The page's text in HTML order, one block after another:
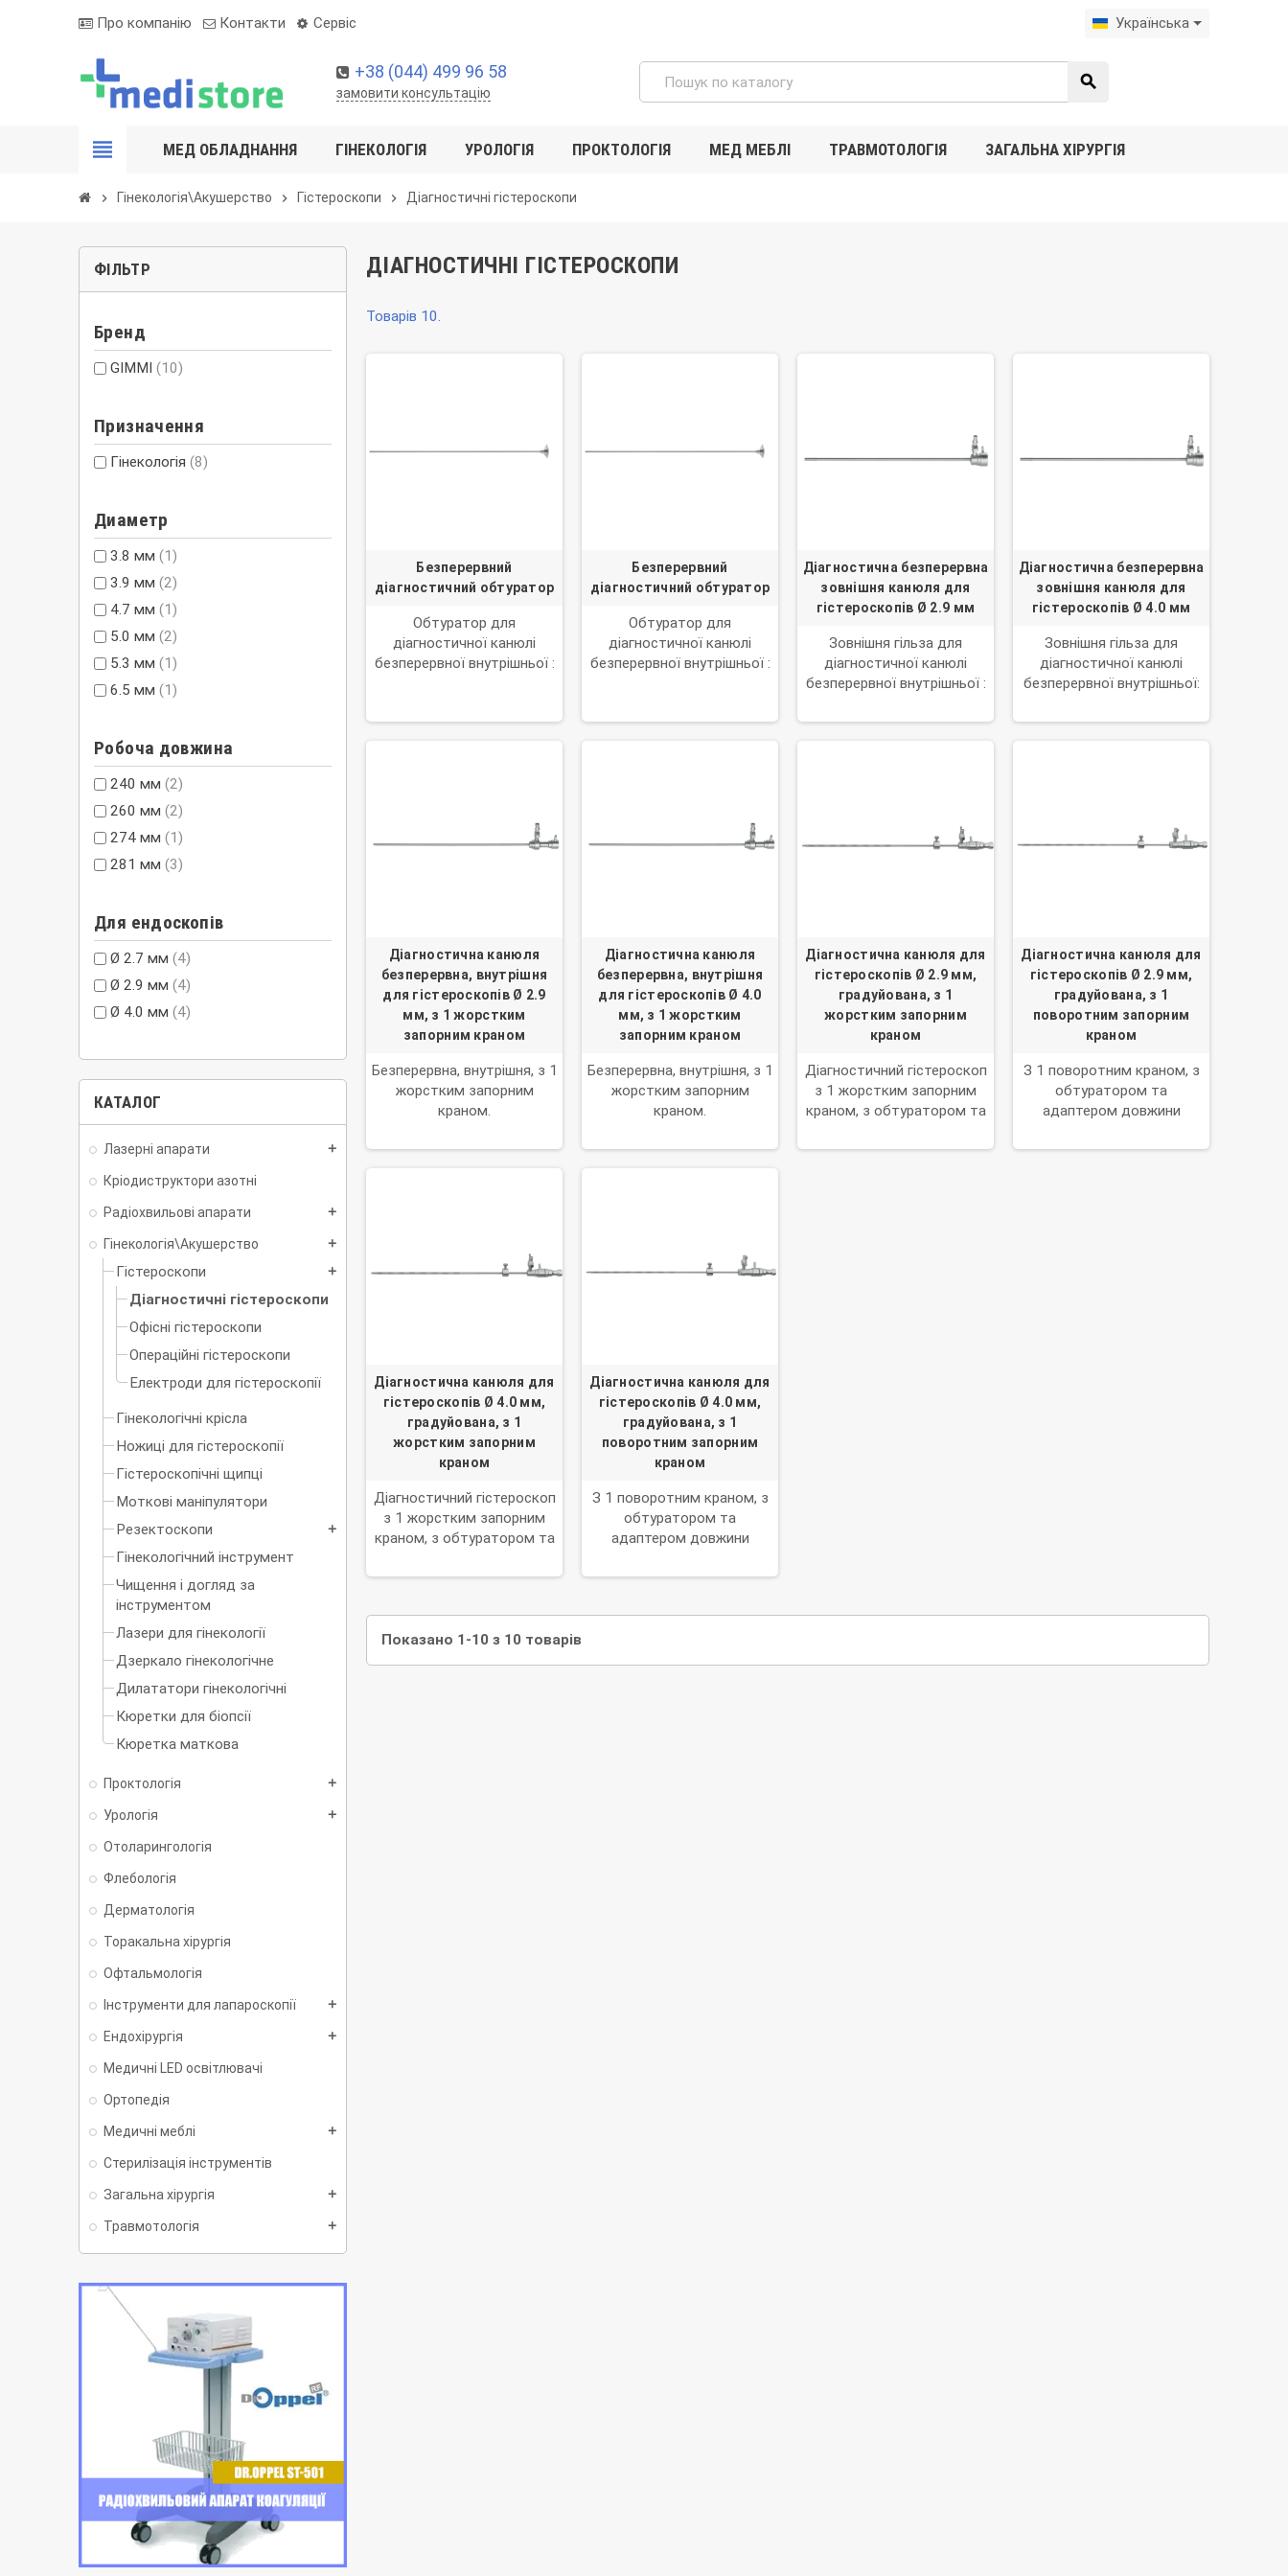
Про компанію Контакти Сервіс Українська
+38 (044) 499 96 58
замовити консультацію
search
view_headline МЕД ОБЛАДНАННЯ ГІНЕКОЛОГІЯ УРОЛОГІЯ ПРОКТОЛОГІЯ МЕД МЕБЛІ ТРАВМОТОЛОГІЯ ЗАГАЛЬНА ХІРУРГІЯ
chevron_right Гінекологія\Акушерство chevron_right Гістероскопи chevron_right Діагностичні гістероскопи
ФІЛЬТР
Бренд
GIMMI (10)
Призначення
Гінекологія (8)
Диаметр
3.8 мм (1)
3.9 мм (2)
4.7 мм (1)
5.0 мм (2)
5.3 мм (1)
6.5 мм (1)
Робоча довжина
240 мм (2)
260 мм (2)
274 мм (1)
281 мм (3)
Для ендоскопів
Ø 2.7 мм (4)
Ø 2.9 мм (4)
Ø 4.0 мм (4)
КАТАЛОГ
Лазерні апарати add
Кріодиструктори азотні
Радіохвильові апарати add
Гінекологія\Акушерство add
Гістероскопи add
Діагностичні гістероскопи
Офісні гістероскопи
Операційні гістероскопи
Електроди для гістероскопії
Гінекологічні крісла
Ножиці для гістероскопії
Гістероскопічні щипці
Моткові маніпулятори
Резектоскопи
add
Гінекологічний інструмент
Чищення і догляд за
інструментом
Лазери для гінекології
Дзеркало гінекологічне
Дилататори гінекологічні
Кюретки для біопсії
Кюретка маткова
Проктологія add
Урологія add
Отоларингологія
Флебологія
Дерматологія
Торакальна хірургія
Офтальмологія
Інструменти для лапароскопії add
Ендохірургія add
Медичні LED освітлювачі
Ортопедія
Медичні меблі add
Стерилізація інструментів
Загальна хірургія add
Травмотологія add
ДІАГНОСТИЧНІ ГІСТЕРОСКОПИ
Товарів 10.
Безперервний
діагностичний обтуратор
Обтуратор для
діагностичної канюлі
безперервної внутрішньої :
Безперервний
діагностичний обтуратор
Обтуратор для
діагностичної канюлі
безперервної внутрішньої :
Діагностична безперервна
зовнішня канюля для
гістероскопів Ø 2.9 мм
Зовнішня гільза для
діагностичної канюлі
безперервної внутрішньої :
Діагностична безперервна
зовнішня канюля для
гістероскопів Ø 4.0 мм
Зовнішня гільза для
діагностичної канюлі
безперервної внутрішньої:
Діагностична канюля
безперервна, внутрішня
для гістероскопів Ø 2.9
мм, з 1 жорстким
запорним краном
Безперервна, внутрішня, з 1
жорстким запорним
краном.
Діагностична канюля
безперервна, внутрішня
для гістероскопів Ø 4.0
мм, з 1 жорстким
запорним краном
Безперервна, внутрішня, з 1
жорстким запорним
краном.
Діагностична канюля для
гістероскопів Ø 2.9 мм,
градуйована, з 1
жорстким запорним
краном
Діагностичний гістероскоп
з 1 жорстким запорним
краном, з обтуратором та
Діагностична канюля для
гістероскопів Ø 2.9 мм,
градуйована, з 1
поворотним запорним
краном
З 1 поворотним краном, з
обтуратором та
адаптером довжини
Діагностична канюля для
гістероскопів Ø 4.0 мм,
градуйована, з 1
жорстким запорним
краном
Діагностичний гістероскоп
з 1 жорстким запорним
краном, з обтуратором та
Діагностична канюля для
гістероскопів Ø 4.0 мм,
градуйована, з 1
поворотним запорним
краном
З 1 поворотним краном, з
обтуратором та
адаптером довжини
Показано 1-10 з 10 товарів